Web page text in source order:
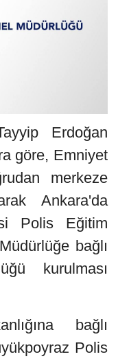
Erdoğan
göre, Emniyet
merkeze
Ankara'da
Polis Eğitim
bağlı
kurulması
bağlı
Polis